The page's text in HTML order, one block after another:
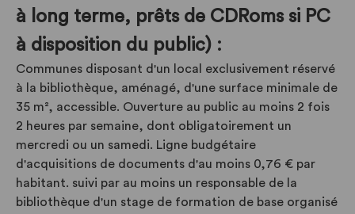
à long terme, prêts de CDRoms si PC
à disposition du public) :
Communes disposant d'un local exclusivement réservé
à la bibliothèque, aménagé, d'une surface minimale de
35 m², accessible. Ouverture au public au moins 2 fois
2 heures par semaine, dont obligatoirement un
mercredi ou un samedi. Ligne budgétaire
d'acquisitions de documents d'au moins 0,76 € par
habitant. suivi par au moins un responsable de la
bibliothèque d'un stage de formation de base organisé